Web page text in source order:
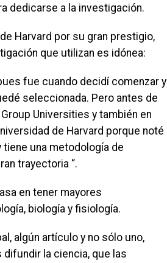
dedicarse a la investigación.
Harvard por su gran prestigio,
que utilizan es idónea:
fue cuando decidí comenzar y
seleccionada. Pero antes de
Universities y también en
de Harvard porque noté
una metodología de
trayectoria “.
en tener mayores
biología y fisiología.
algún artículo y no sólo uno,
la ciencia, que las